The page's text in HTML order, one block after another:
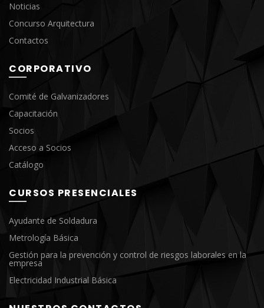
Noticias
Concurso Arquitectura
Contactos
CORPORATIVO
Comité de Galvanizadores
Capacitación
Socios
Acceso a Socios
Catálogo
CURSOS PRESENCIALES
Ayudante de Soldadura
Metrología Básica
Gestión para la prevención y control de riesgos laborales en la
empresa
Electricidad Industrial Básica